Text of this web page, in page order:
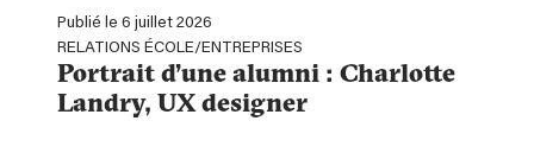
Publié le 6 juillet 2026
RELATIONS ÉCOLE/ENTREPRISES
Portrait d’une alumni : Charlotte
Landry, UX designer